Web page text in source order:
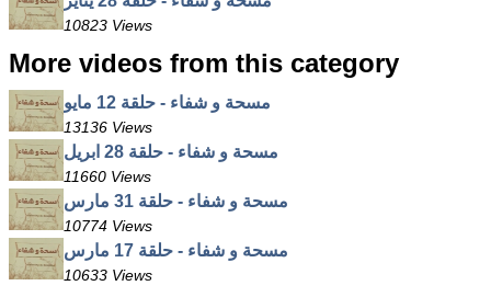
10823 Views
More videos from this category
مسحة و شفاء - حلقة 12 مايو
13136 Views
مسحة و شفاء - حلقة 28 ابريل
11660 Views
مسحة و شفاء - حلقة 31 مارس
10774 Views
مسحة و شفاء - حلقة 17 مارس
10633 Views